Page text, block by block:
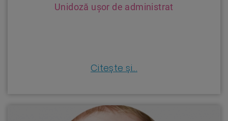
Unidoză ușor de administrat
Citește și...